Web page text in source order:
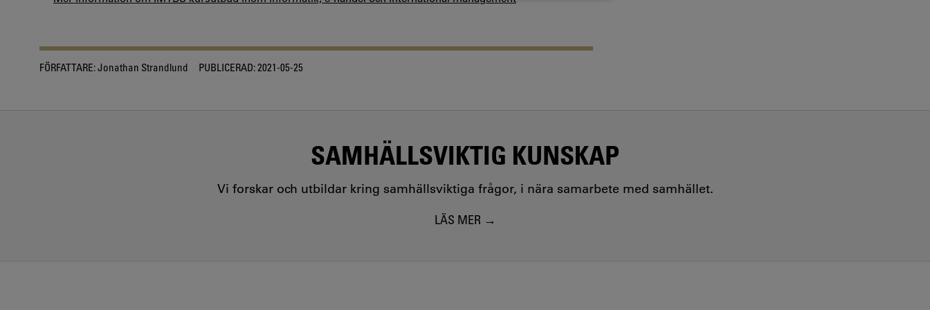
FÖRFATTARE:Jonathan Strandlund PUBLICERAD:2021-05-25
SAMHÄLLSVIKTIG KUNSKAP
Vi forskar och utbildar kring samhällsviktiga frågor, i nära samarbete med samhället.
LÄS MER